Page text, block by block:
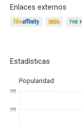
Enlaces externos
Estadísticas
Popularidad
???
???